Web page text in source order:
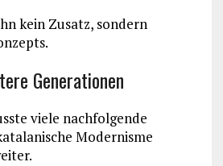
kein Zusatz, sondern
Generationen
viele nachfolgende
Modernisme